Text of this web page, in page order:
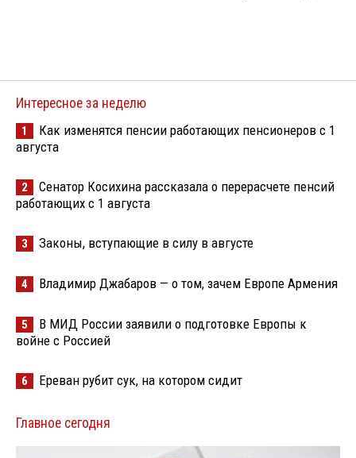
Интересное за неделю
1
Как изменятся пенсии работающих пенсионеров с 1
августа
2
Сенатор Косихина рассказала о перерасчете пенсий
работающих с 1 августа
3 Законы, вступающие в силу в августе
4 Владимир Джабаров — о том, зачем Европе Армения
5
В МИД России заявили о подготовке Европы к
войне с Россией
6 Ереван рубит сук, на котором сидит
Главное сегодня